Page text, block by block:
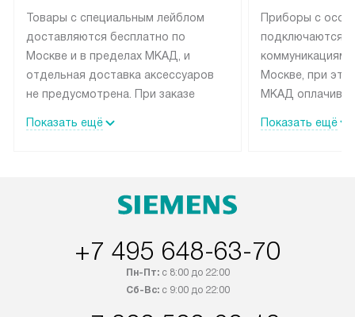
Товары с специальным лейблом
доставляются бесплатно по
Москве и в пределах МКАД, и
отдельная доставка аксессуаров
не предусмотрена. При заказе
рекомендуем обсудить с
быть отправлены покупателю в
интересен товар «Под заказ»,
обсудите возможность его
приобретения с менеджером сайта.
Показать ещё
Приборы с
подключаются к
коммуникациям
Москве, при
МКАД
партнера
монтажу
Показать ещё
+7 495 648-63-70
Пн-Пт:с 8:00 до 22:00
Сб-Вс:с 9:00 до 22:00